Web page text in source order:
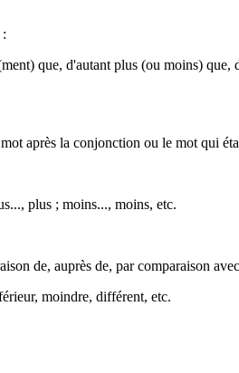
que, d'autant plus (ou moins)
après la conjonction ou le mot qui
plus ; moins..., moins, etc.
de, auprès de, par сomparaison
moindre, différent, etc.